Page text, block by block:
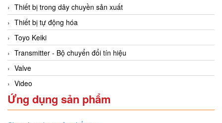
Thiết bị trong dây chuyền sản xuất
Thiết bị tự động hóa
Toyo Keiki
Transmitter - Bộ chuyển đổi tín hiệu
Valve
Video
Ứng dụng sản phẩm